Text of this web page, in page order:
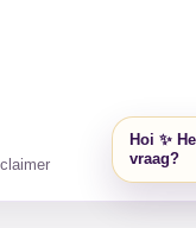
Hoi ✨
vraag?